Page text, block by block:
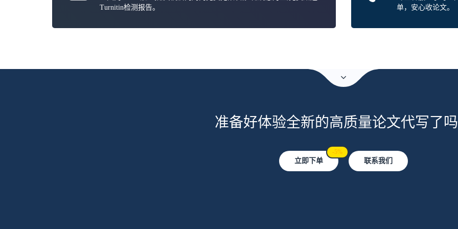
Turnitin检测报告。
单，安心收论文。
准备好体验全新的高质量论文代写了
立即下单
-5%
联系我们